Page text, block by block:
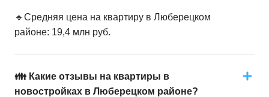
🔹Средняя цена на квартиру в Люберецком
районе: 19,4 млн руб.
👪 Какие отзывы на квартиры в
новостройках в Люберецком районе?